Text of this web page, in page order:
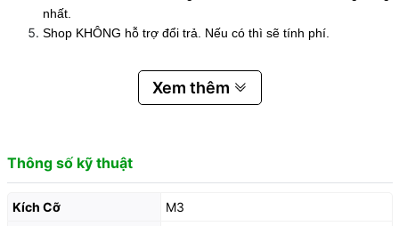
nhất.
Shop KHÔNG hỗ trợ đổi trả. Nếu có thì sẽ tính phí.
Xem thêm
Thông số kỹ thuật
Kích Cỡ
M3